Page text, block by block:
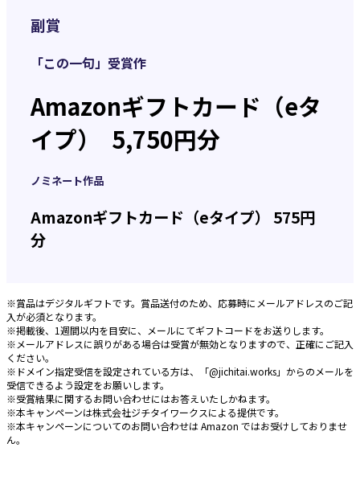
副賞
「この一句」受賞作
Amazonギフトカード（eタ
イプ） 5,750円分
ノミネート作品
Amazonギフトカード（eタイプ） 575円
分
※賞品はデジタルギフトです。賞品送付のため、応募時にメールアドレスのご記
入が必須となります。
※掲載後、1週間以内を目安に、メールにてギフトコードをお送りします。
※メールアドレスに誤りがある場合は受賞が無効となりますので、正確にご記入
ください。
※ドメイン指定受信を設定されている方は、「@jichitai.works」からのメールを
受信できるよう設定をお願いします。
※受賞結果に関するお問い合わせにはお答えいたしかねます。
※本キャンペーンは株式会社ジチタイワークスによる提供です。
※本キャンペーンについてのお問い合わせは Amazon ではお受けしておりませ
ん。